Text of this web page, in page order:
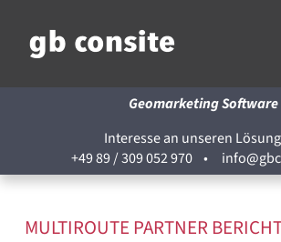
Geomarketing Software
Interesse an unseren
+49 89 / 309 052 970•
MULTIROUTE PARTNER